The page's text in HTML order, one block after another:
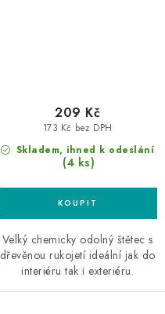
Skladem, ihned k odeslání
(4 ks)
173 Kč bez DPH
209 Kč
Velký chemicky odolný štětec s
dřevěnou rukojetí ideální jak do
interiéru tak i exteriéru.